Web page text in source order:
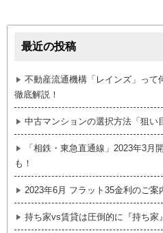
最近の投稿
不動産流通機構「レインズ」って
徹底解説！
中古マンションの選択方法「狙い
「相鉄・東急直通線」2023年3
も！
2023年6月 フラット35金利のご案
持ち家vs賃貸は圧倒的に『持ち家